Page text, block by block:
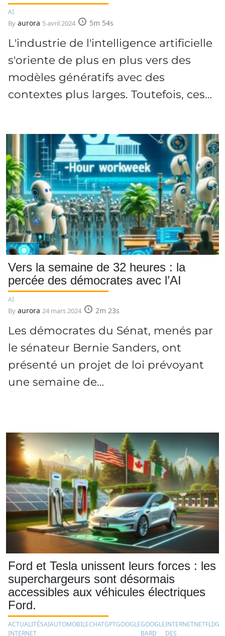
AI
By aurora 5 avril 2024 5m 54s
L'industrie de l'intelligence artificielle
s'oriente de plus en plus vers des
modèles génératifs avec des
contextes plus larges. Toutefois, ces…
Vers la semaine de 32 heures : la
percée des démocrates avec l’AI
AI
By aurora 24 mars 2024 2m 23s
Les démocrates du Sénat, menés par
le sénateur Bernie Sanders, ont
présenté un projet de loi prévoyant
une semaine de…
Ford et Tesla unissent leurs forces : les
superchargeurs sont désormais
accessibles aux véhicules électriques
Ford.
ACTUALITÉS
INTERNET
AIAUTOMOBILECHATGPTGOOGLEGOOGLE
BARD
INTERNET
DES
NETFLIX